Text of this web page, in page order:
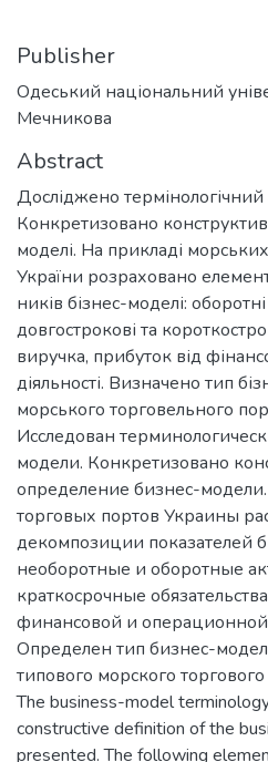
Publisher
Одеський національний
Мечникова
Abstract
Досліджено термінологічний
Конкретизовано
моделі. На прикладі
України розраховано
ників бізнес-моделі:
довгострокові та
виручка, прибуток від
діяльності. Визначено тип
морського торговельного
Исследован
модели. Конкретизовано
определение бизнес-
торговых портов Украины
декомпозиции показателей
необоротные и оборотные
краткосрочные
финансовой и операционной
Определен тип бизнес-
типового морского
The business-model
constructive definition of the
presented. The following